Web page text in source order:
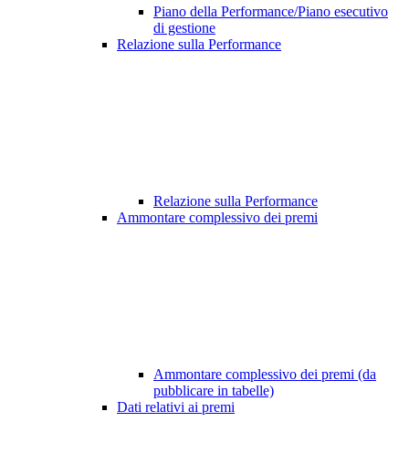
Piano della Performance/Piano esecutivo
di gestione
Relazione sulla Performance
Relazione sulla Performance
Ammontare complessivo dei premi
Ammontare complessivo dei premi (da
pubblicare in tabelle)
Dati relativi ai premi